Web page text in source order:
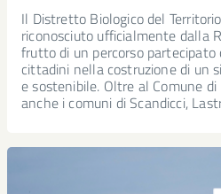
Il Distretto Biologico del
riconosciuto ufficialmente dalla
frutto di un percorso
cittadini nella costruzione di un
e sostenibile. Oltre al Comune
anche i comuni di Scandicci,